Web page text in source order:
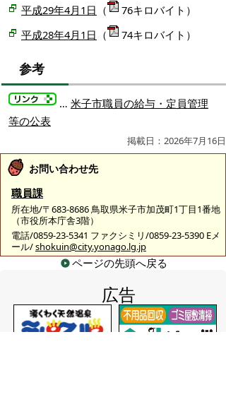
平成29年4月1日 （
76キロバイト）
平成28年4月1日 （ 74キロバイト）
参考
… 米子市職員の給与・定員管理
等の公表
掲載日：2026年7月16日
お問い合わせ先
職員課
所在地/〒683-8686 鳥取県米子市加茂町1丁目1番地
（市役所本庁舎3階）
電話/0859-23-5341 ファクシミリ/0859-23-5390 Eメ
ール/shokuin@city.yonago.lg.jp
ページの先頭へ戻る
広告